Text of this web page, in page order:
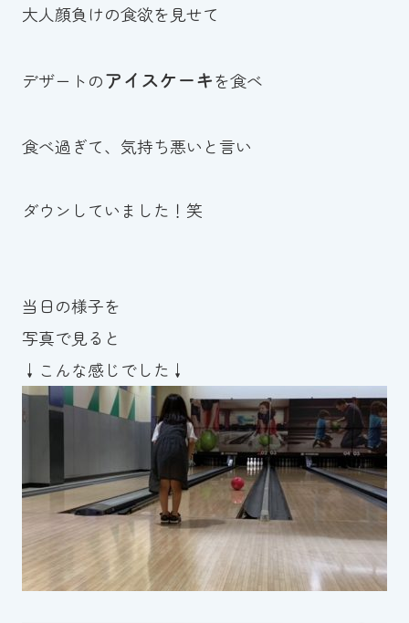
大人顔負けの食欲を見せて
デザートのアイスケーキを食べ
食べ過ぎて、気持ち悪いと言い
ダウンしていました！笑
当日の様子を
写真で見ると
↓こんな感じでした↓